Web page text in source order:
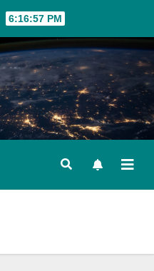
6:16:58 PM